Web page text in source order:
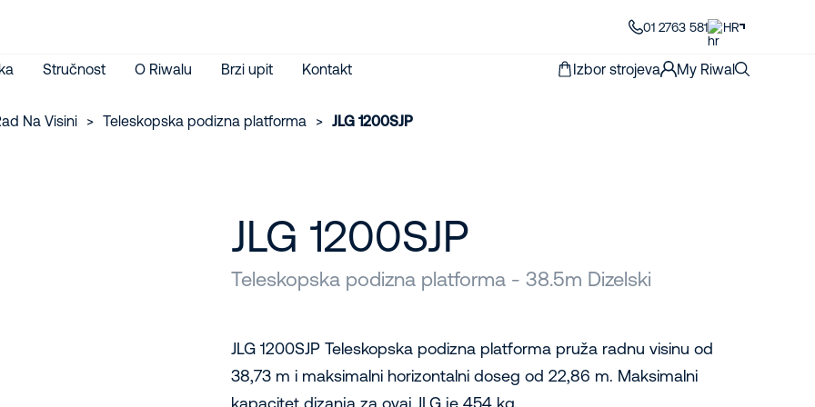
01 2763 581 HR
Stručnost O Riwalu Brzi upit Kontakt Izbor strojeva My Riwal
Na Visini > Teleskopska podizna platforma > JLG 1200SJP
JLG 1200SJP
Teleskopska podizna platforma - 38.5m Dizelski
JLG 1200SJP Teleskopska podizna platforma pruža radnu visinu od
38,73 m i maksimalni horizontalni doseg od 22,86 m. Maksimalni
kapacitet dizanja za ovaj JLG je 454 kg.